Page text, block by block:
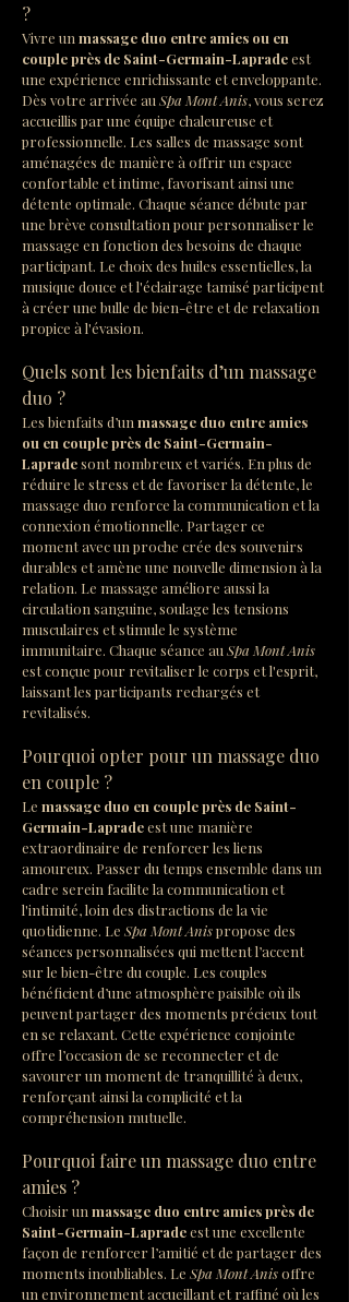
?
Vivre un massage duo entre amies ou en
couple près de Saint-Germain-Laprade est
une expérience enrichissante et enveloppante.
Dès votre arrivée au Spa Mont Anis, vous serez
accueillis par une équipe chaleureuse et
professionnelle. Les salles de massage sont
aménagées de manière à offrir un espace
confortable et intime, favorisant ainsi une
détente optimale. Chaque séance débute par
une brève consultation pour personnaliser le
massage en fonction des besoins de chaque
participant. Le choix des huiles essentielles, la
musique douce et l'éclairage tamisé participent
à créer une bulle de bien-être et de relaxation
propice à l'évasion.
Quels sont les bienfaits d’un massage
duo ?
Les bienfaits d’un massage duo entre amies
ou en couple près de Saint-Germain-
Laprade sont nombreux et variés. En plus de
réduire le stress et de favoriser la détente, le
massage duo renforce la communication et la
connexion émotionnelle. Partager ce
moment avec un proche crée des souvenirs
durables et amène une nouvelle dimension à la
relation. Le massage améliore aussi la
circulation sanguine, soulage les tensions
musculaires et stimule le système
immunitaire. Chaque séance au Spa Mont Anis
est conçue pour revitaliser le corps et l'esprit,
laissant les participants rechargés et
revitalisés.
Pourquoi opter pour un massage duo
en couple ?
Le massage duo en couple près de Saint-
Germain-Laprade est une manière
extraordinaire de renforcer les liens
amoureux. Passer du temps ensemble dans un
cadre serein facilite la communication et
l'intimité, loin des distractions de la vie
quotidienne. Le Spa Mont Anis propose des
séances personnalisées qui mettent l’accent
sur le bien-être du couple. Les couples
bénéficient d’une atmosphère paisible où ils
peuvent partager des moments précieux tout
en se relaxant. Cette expérience conjointe
offre l’occasion de se reconnecter et de
savourer un moment de tranquillité à deux,
renforçant ainsi la complicité et la
compréhension mutuelle.
Pourquoi faire un massage duo entre
amies ?
Choisir un massage duo entre amies près de
Saint-Germain-Laprade est une excellente
façon de renforcer l’amitié et de partager des
moments inoubliables. Le Spa Mont Anis offre
un environnement accueillant et raffiné où les